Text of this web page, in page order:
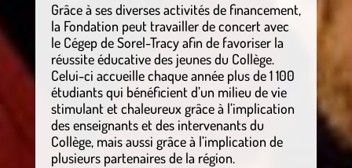
Grâce à ses diverses activités de financement,
la Fondation peut travailler de concert avec
le Cégep de Sorel-Tracy afin de favoriser la
réussite éducative des jeunes du Collège.
Celui-ci accueille chaque année plus de 1 100
étudiants qui bénéficient d’un milieu de vie
stimulant et chaleureux grâce à l’implication
des enseignants et des intervenants du
Collège, mais aussi grâce à l’implication de
plusieurs partenaires de la région.